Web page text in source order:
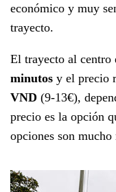
económico y muy
trayecto.
El trayecto al centro
minutos y el precio
VND (9-13€),
precio es la opción
opciones son mucho